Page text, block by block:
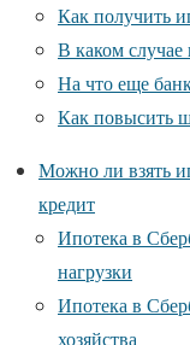
Как получить
В каком случае
На что еще
Как повысить
Можно ли взять
кредит
Ипотека в
нагрузки
Ипотека в
хозяйства